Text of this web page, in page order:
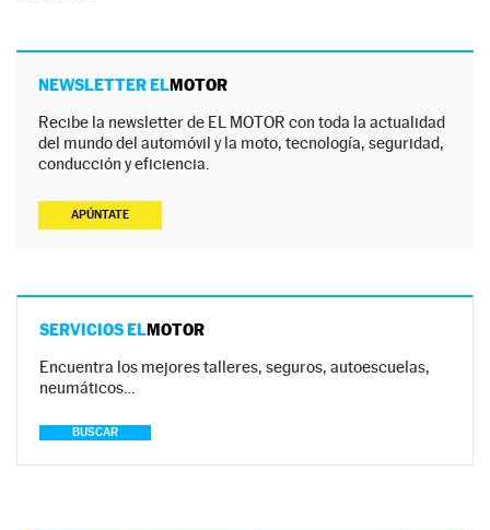
NEWSLETTER ELMOTOR
Recibe la newsletter de EL MOTOR con toda la actualidad
del mundo del automóvil y la moto, tecnología, seguridad,
conducción y eficiencia.
APÚNTATE
SERVICIOS ELMOTOR
Encuentra los mejores talleres, seguros, autoescuelas,
neumáticos…
BUSCAR